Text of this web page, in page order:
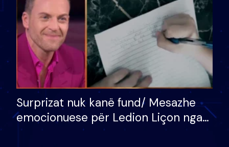
Surprizat nuk kanë fund/ Mesazhe
emocionuese për Ledion Liçon nga
nëna dhe fëmijët e tij, moderatori